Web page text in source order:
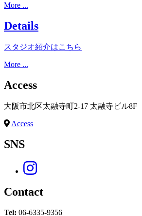
More ...
Details
スタジオ紹介はこちら
More ...
Access
大阪市北区太融寺町2-17 太融寺ビル8F
Access
SNS
Contact
Tel: 06-6335-9356